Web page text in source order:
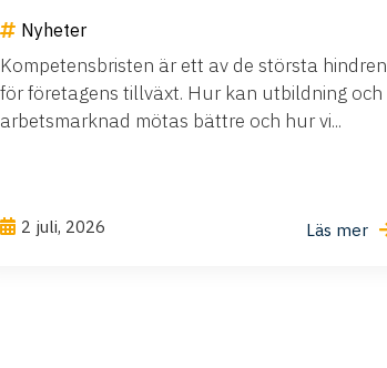
Nyheter
Kompetensbristen är ett av de största hindren
för företagens tillväxt. Hur kan utbildning och
arbetsmarknad mötas bättre och hur vi...
2 juli, 2026 Läs mer